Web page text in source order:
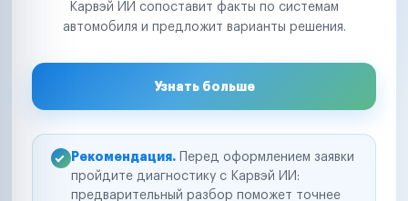
Карвэй ИИ сопоставит факты по системам
автомобиля и предложит варианты решения.
Узнать больше
Рекомендация. Перед оформлением заявки
пройдите диагностику с Карвэй ИИ:
предварительный разбор поможет точнее